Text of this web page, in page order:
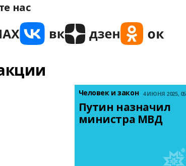
нас
Человек и закон 4 ИЮНЯ 2025,
Путин назначил
министра МВД